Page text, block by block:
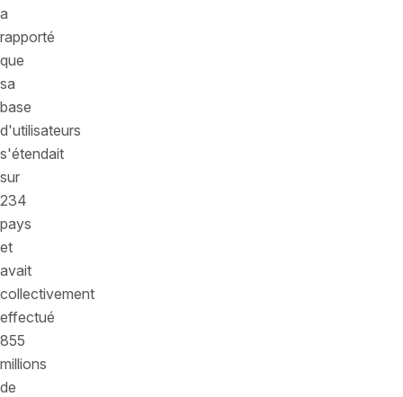
a
rapporté
que
sa
base
d'utilisateurs
s'étendait
sur
234
pays
et
avait
collectivement
effectué
855
millions
de